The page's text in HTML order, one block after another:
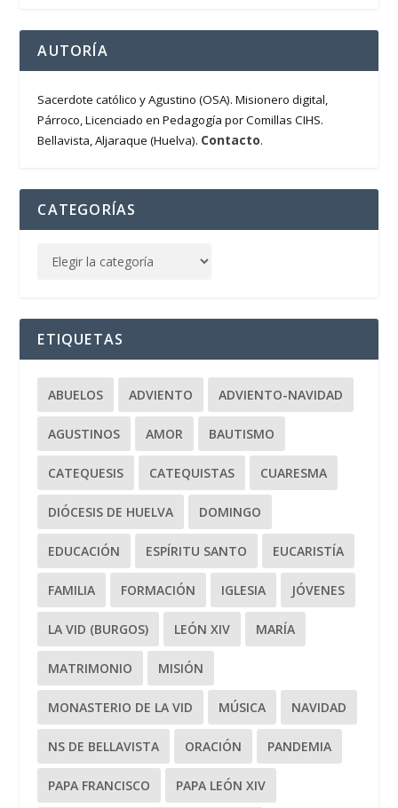
AUTORÍA
Sacerdote católico y Agustino (OSA). Misionero digital,
Párroco, Licenciado en Pedagogía por Comillas CIHS.
Bellavista, Aljaraque (Huelva). Contacto.
CATEGORÍAS
ETIQUETAS
ABUELOS ADVIENTO ADVIENTO-NAVIDAD
AGUSTINOS AMOR BAUTISMO
CATEQUESIS CATEQUISTAS CUARESMA
DIÓCESIS DE HUELVA DOMINGO
EDUCACIÓN ESPÍRITU SANTO EUCARISTÍA
FAMILIA FORMACIÓN IGLESIA JÓVENES
LA VID (BURGOS) LEÓN XIV MARÍA
MATRIMONIO MISIÓN
MONASTERIO DE LA VID MÚSICA NAVIDAD
NS DE BELLAVISTA ORACIÓN PANDEMIA
PAPA FRANCISCO PAPA LEÓN XIV